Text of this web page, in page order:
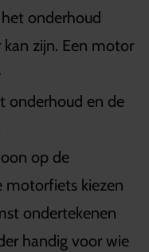
onderhoud
zijn. Een motor
onderhoud en de
op de
motorfiets kiezen
ondertekenen
handig voor wie